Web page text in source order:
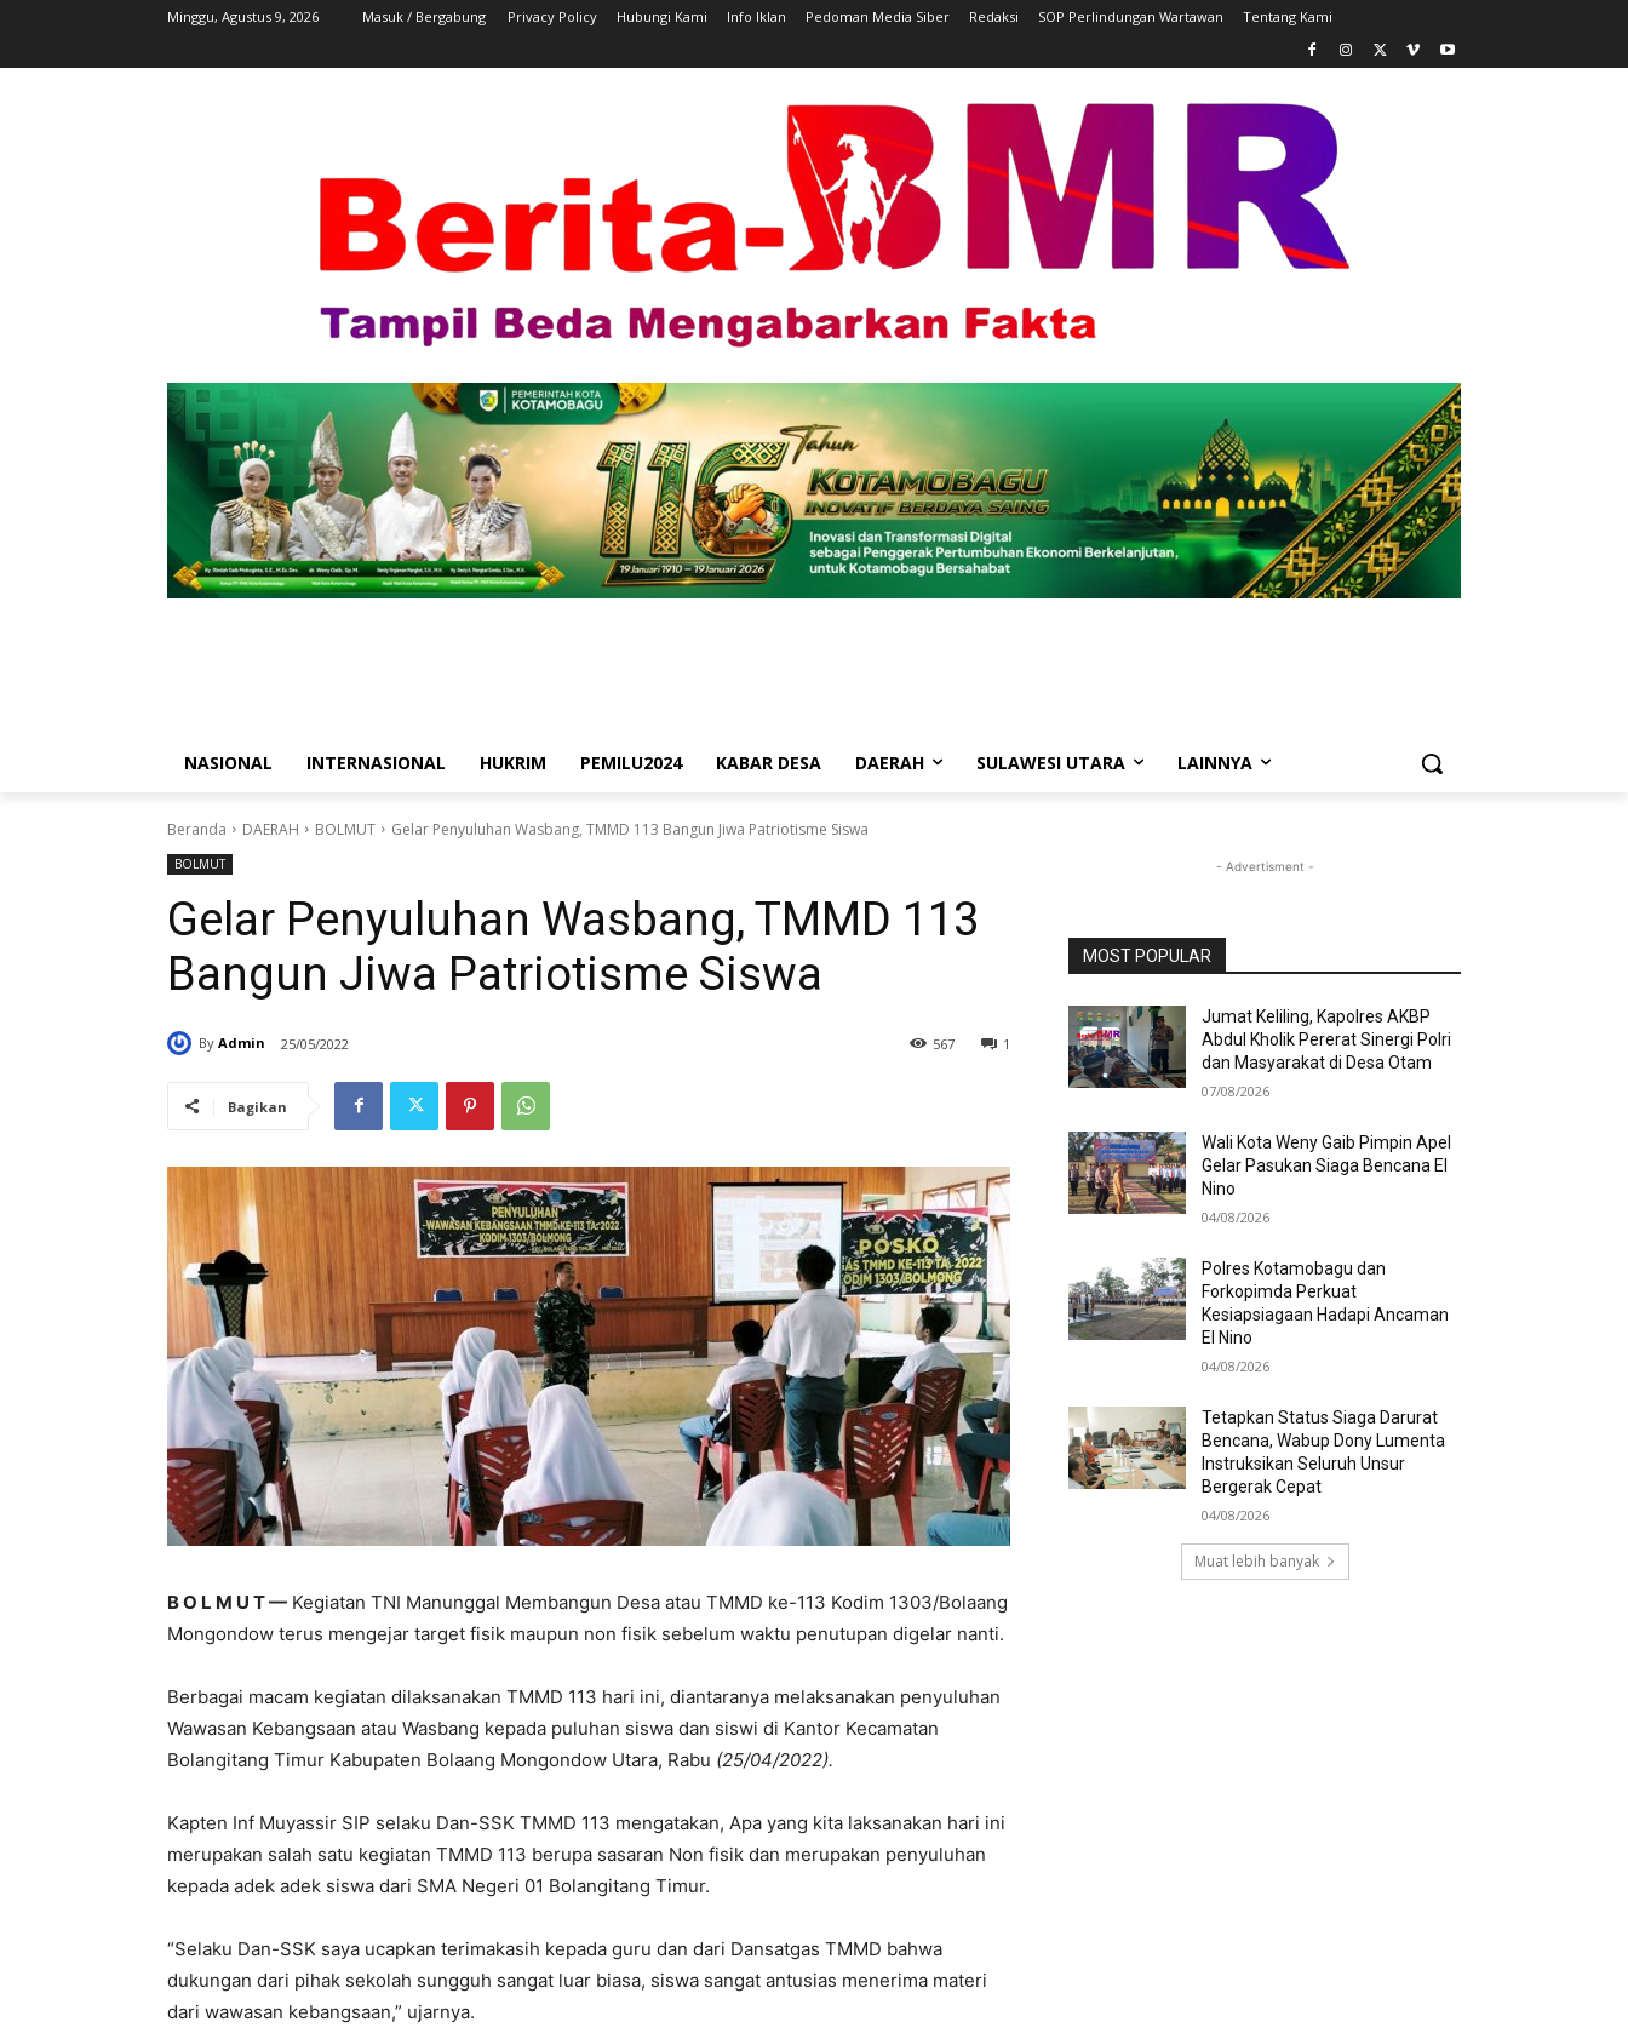
Minggu, Agustus 9, 2026 Masuk / Bergabung Privacy Policy Hubungi Kami Info Iklan Pedoman Media Siber Redaksi SOP Perlindungan Wartawan Tentang Kami
NASIONAL INTERNASIONAL HUKRIM PEMILU2024 KABAR DESA DAERAH SULAWESI UTARA LAINNYA
Beranda DAERAH BOLMUT Gelar Penyuluhan Wasbang, TMMD 113 Bangun Jiwa Patriotisme Siswa
BOLMUT
Gelar Penyuluhan Wasbang, TMMD 113
Bangun Jiwa Patriotisme Siswa
By Admin 25/05/2022 1
567
Bagikan
B O L M U T — Kegiatan TNI Manunggal Membangun Desa atau TMMD ke-113 Kodim 1303/Bolaang
Mongondow terus mengejar target fisik maupun non fisik sebelum waktu penutupan digelar nanti.
Berbagai macam kegiatan dilaksanakan TMMD 113 hari ini, diantaranya melaksanakan penyuluhan
Wawasan Kebangsaan atau Wasbang kepada puluhan siswa dan siswi di Kantor Kecamatan
Bolangitang Timur Kabupaten Bolaang Mongondow Utara, Rabu (25/04/2022).
Kapten Inf Muyassir SIP selaku Dan-SSK TMMD 113 mengatakan, Apa yang kita laksanakan hari ini
merupakan salah satu kegiatan TMMD 113 berupa sasaran Non fisik dan merupakan penyuluhan
kepada adek adek siswa dari SMA Negeri 01 Bolangitang Timur.
“Selaku Dan-SSK saya ucapkan terimakasih kepada guru dan dari Dansatgas TMMD bahwa
dukungan dari pihak sekolah sungguh sangat luar biasa, siswa sangat antusias menerima materi
dari wawasan kebangsaan,” ujarnya.
- Advertisment -
MOST POPULAR
Jumat Keliling, Kapolres AKBP
Abdul Kholik Pererat Sinergi Polri
dan Masyarakat di Desa Otam
07/08/2026
Wali Kota Weny Gaib Pimpin Apel
Gelar Pasukan Siaga Bencana El
Nino
04/08/2026
Polres Kotamobagu dan
Forkopimda Perkuat
Kesiapsiagaan Hadapi Ancaman
El Nino
04/08/2026
Tetapkan Status Siaga Darurat
Bencana, Wabup Dony Lumenta
Instruksikan Seluruh Unsur
Bergerak Cepat
04/08/2026
Muat lebih banyak